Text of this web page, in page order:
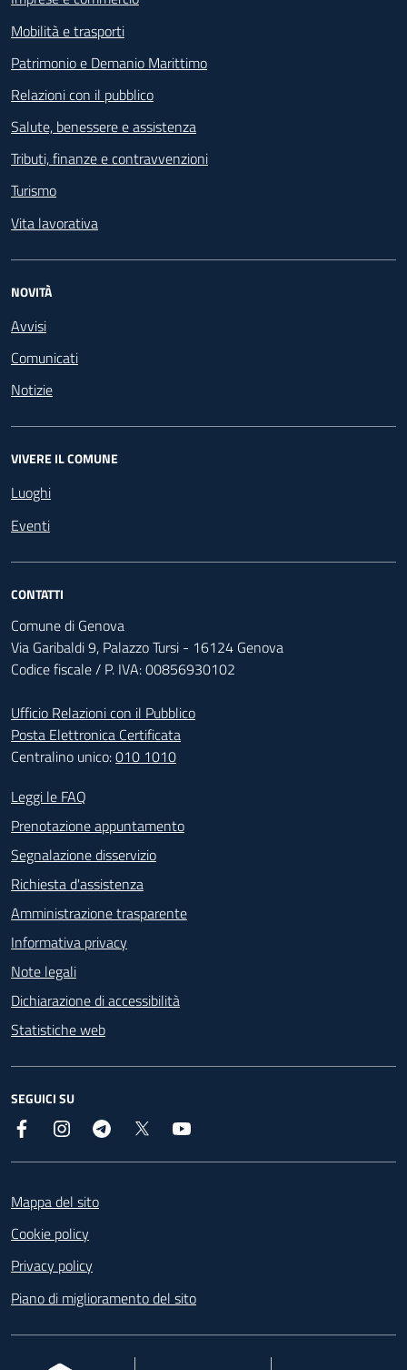
Mobilità e trasporti
Patrimonio e Demanio Marittimo
Relazioni con il pubblico
Salute, benessere e assistenza
Tributi, finanze e contravvenzioni
Turismo
Vita lavorativa
NOVITÀ
Avvisi
Comunicati
Notizie
VIVERE IL COMUNE
Luoghi
Eventi
CONTATTI
Comune di Genova
Via Garibaldi 9, Palazzo Tursi - 16124 Genova
Codice fiscale / P. IVA: 00856930102
Ufficio Relazioni con il Pubblico
Posta Elettronica Certificata
Centralino unico:010 1010
Footer - Contatti
Leggi le FAQ
Prenotazione appuntamento
Segnalazione disservizio
Richiesta d'assistenza
Amministrazione trasparente
Informativa privacy
Note legali
Dichiarazione di accessibilità
Statistiche web
SEGUICI SU
Facebook InstagramTelegram
Mappa del sito
Cookie policy
Privacy policy
Piano di miglioramento del sito